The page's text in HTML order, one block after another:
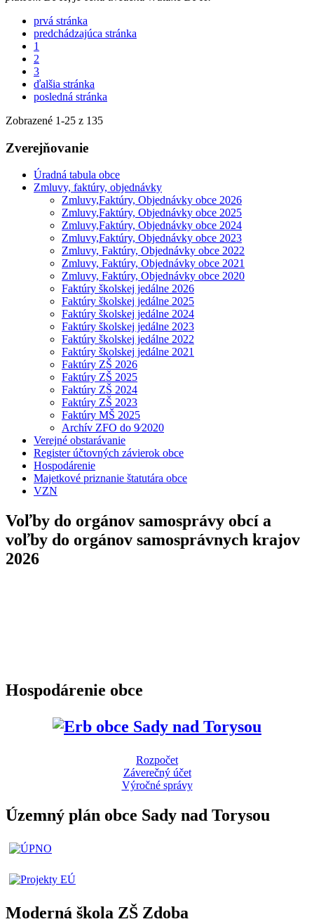
prvá stránka
predchádzajúca stránka
1
2
3
ďalšia stránka
posledná stránka
Zobrazené 1-25 z 135
Zverejňovanie
Úradná tabula obce
Zmluvy, faktúry, objednávky
Zmluvy,Faktúry, Objednávky obce 2026
Zmluvy,Faktúry, Objednávky obce 2025
Zmluvy,Faktúry, Objednávky obce 2024
Zmluvy,Faktúry, Objednávky obce 2023
Zmluvy, Faktúry, Objednávky obce 2022
Zmluvy, Faktúry, Objednávky obce 2021
Zmluvy, Faktúry, Objednávky obce 2020
Faktúry školskej jedálne 2026
Faktúry školskej jedálne 2025
Faktúry školskej jedálne 2024
Faktúry školskej jedálne 2023
Faktúry školskej jedálne 2022
Faktúry školskej jedálne 2021
Faktúry ZŠ 2026
Faktúry ZŠ 2025
Faktúry ZŠ 2024
Faktúry ZŠ 2023
Faktúry MŠ 2025
Archív ZFO do 9⁄2020
Verejné obstarávanie
Register účtovných závierok obce
Hospodárenie
Majetkové priznanie štatutára obce
VZN
Voľby do orgánov samosprávy obcí a
voľby do orgánov samosprávnych krajov
2026
Hospodárenie obce
Rozpočet
Záverečný účet
Výročné správy
Územný plán obce Sady nad Torysou
Moderná škola ZŠ Zdoba